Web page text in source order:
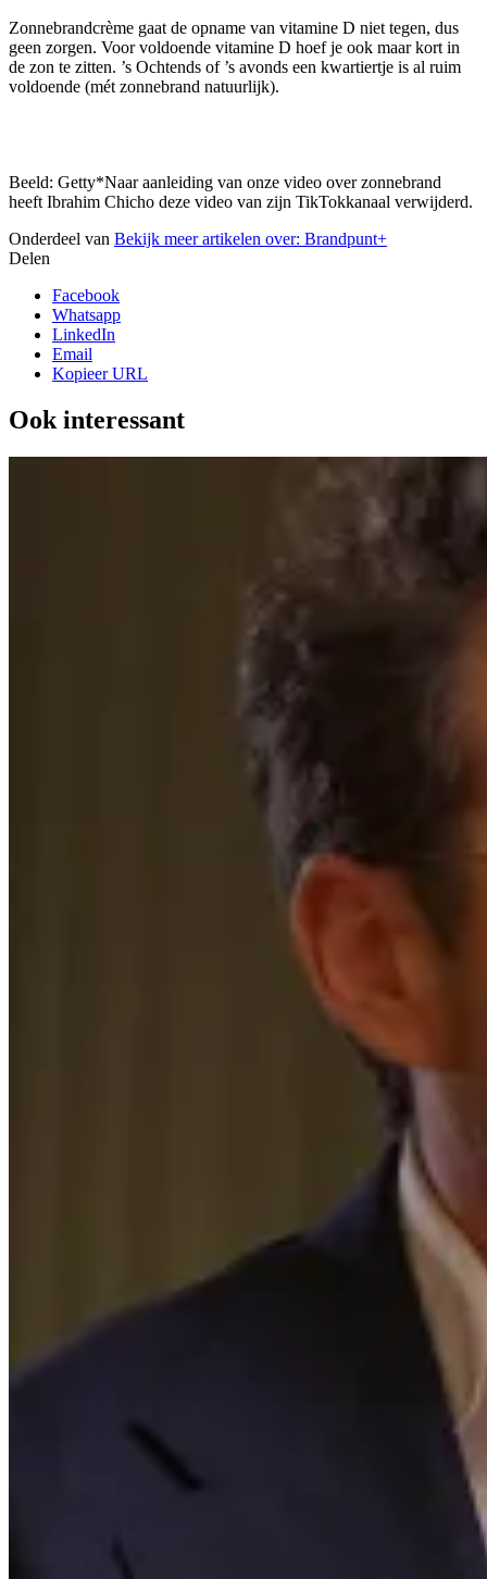
Zonnebrandcrème gaat de opname van vitamine D niet tegen, dus
geen zorgen. Voor voldoende vitamine D hoef je ook maar kort in
de zon te zitten. ’s Ochtends of ’s avonds een kwartiertje is al ruim
voldoende (mét zonnebrand natuurlijk).
Beeld: Getty*Naar aanleiding van onze video over zonnebrand
heeft Ibrahim Chicho deze video van zijn TikTokkanaal verwijderd.
Onderdeel van Bekijk meer artikelen over: Brandpunt+
Delen
Facebook
Whatsapp
LinkedIn
Email
Kopieer URL
Ook interessant